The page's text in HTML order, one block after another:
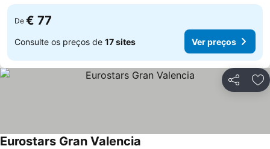
De € 77
Consulte os preços de 17 sites Ver preços
Partilhar
Eurostars Gran Valencia